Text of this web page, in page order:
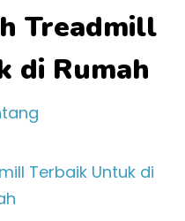
Treadmill
di Rumah